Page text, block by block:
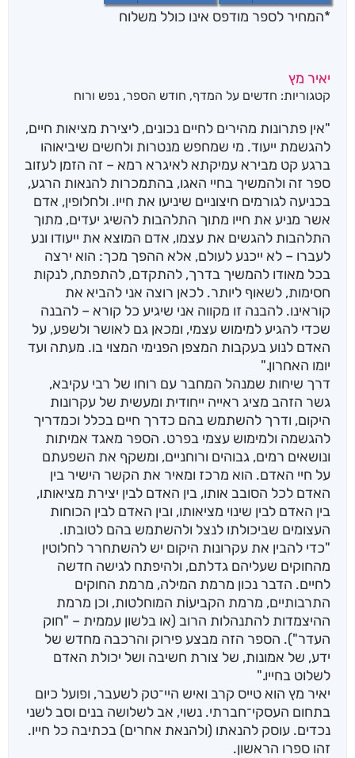
*המחיר לספר מודפס אינו כולל משלוח
יאיר מץ
קטגוריות: חדשים על המדף, חודש הספר, נפש ורוח
"אין פתרונות מהירים לחיים נכונים, ליצירת מציאות חיים,
להגשמת ייעוד. מי שמחפש מנטרות ולחשים שיביאוהו
ברגע קט מבירא עמיקתא לאיגרא רמא – זה הזמן לעזוב
ספר זה ולהמשיך בחיי האגו, בהתמכרות להנאות הרגע,
בכניעה לגורמים חיצוניים שיניעו את חייו. ולחלופין, אדם
אשר מניע את חייו מתוך התלהבות להשיג יעדים, מתוך
התלהבות להגשים את עצמו, אדם המוצא את ייעודו ונע
לעברו – לא ייכנע לעולם, אלא ההפך מכך: הוא ירצה
בכל מאודו להמשיך בדרך, להתקדם, להתפתח, לנקות
חסימות, לשאוף ליותר. לכאן רוצה אני להביא את
קוראינו. להבנה זו מקווה אני שיגיע כל קורא – להבנה
שכדי להגיע למימוש עצמי, ומכאן גם לאושר ולשפע, על
האדם לנוע בעקבות המצפן הפנימי המצוי בו. מעתה ועד
יומו האחרון."
דרך שיחות שמנהל המחבר עם רוחו של רבי עקיבא,
גשר הזהב מציג ראייה ייחודית ומעשית של עקרונות
היקום, ודרך להשתמש בהם כדרך חיים בכלל וכמדריך
להגשמה ולמימוש עצמי בפרט. הספר מאגד אמיתות
ונושאים רמים, גבוהים ורוחניים, ומשקף את השפעתם
על חיי האדם. הוא מרכז ומאיר את הקשר הישיר בין
האדם לכל הסובב אותו, בין האדם לבין יצירת מציאותו,
בין האדם לבין שינוי מציאותו, ובין האדם לבין הכוחות
העצומים שביכולתו לנצל ולהשתמש בהם לטובתו.
"כדי להבין את עקרונות היקום יש להשתחרר לחלוטין
מהחוקים שעליהם גדלתם, ולהיפתח לגישה חדשה
לחיים. הדבר נכון מרמת המילה, מרמת החוקים
התרבותיים, מרמת הקביעוֹת המוחלטות, וכן מרמת
ההיצמדות להתנהלות הרוב (או בלשון עממית – "חוק
העדר"). הספר הזה מבצע פירוק והרכבה מחדש של
ידע, של אמונות, של צורת חשיבה ושל יכולת האדם
לשלוט בחייו."
יאיר מץ הוא טייס קרב ואיש היי־טק לשעבר, ופועל כיום
בתחום העסקי־חברתי. נשוי, אב לשלושה בנים וסב לשני
נכדים. עוסק להנאתו (ולהנאת אחרים) בכתיבה כל חייו.
זהו ספרו הראשון.